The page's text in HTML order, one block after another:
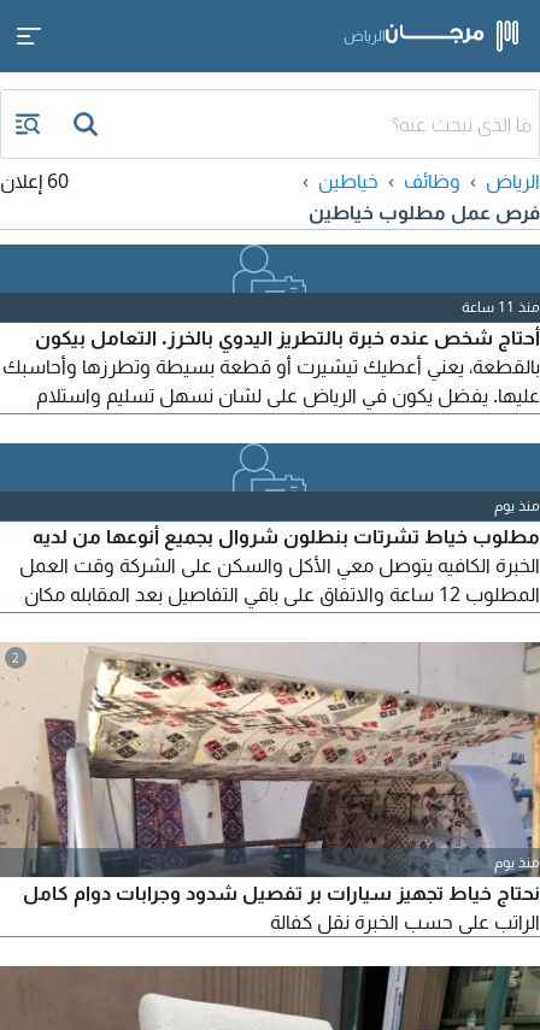
الرياض
الرياض وظائف
خياطين
فرص عمل مطلوب خياطين
60 إعلان
منذ 11 ساعة
أحتاج شخص عنده خبرة بالتطريز اليدوي بالخرز. التعامل بيكون
بالقطعة، يعني أعطيك تيشيرت أو قطعة بسيطة وتطرزها وأحاسبك
عليها. يفضل يكون في الرياض على لشان نسهل تسليم واستلام
منذ يوم
مطلوب خياط تشرتات بنطلون شروال بجميع أنوعها من لديه
الخبرة الكافيه يتوصل معي الأكل والسكن على الشركة وقت العمل
المطلوب 12 ساعة والاتفاق على باقي التفاصيل بعد المقابله مكان
2
منذ يوم
نحتاج خياط تجهيز سيارات بر تفصيل شدود وجرابات دوام كامل
الراتب على حسب الخبرة نقل كفالة